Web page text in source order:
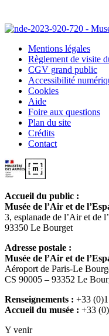
Mentions légales
Règlement de visite
CGV grand public
Accessibilité
Cookies
Aide
Foire aux questions
Plan du site
Crédits
Contact
Accueil du public :
Musée de l’Air et de
3, esplanade de l’Air et de
93350 Le Bourget
Adresse postale :
Musée de l’Air et de
Aéroport de Paris-Le
CS 90005 – 93352 Le
Renseignements : +33
Accueil du musée : +33
Y venir